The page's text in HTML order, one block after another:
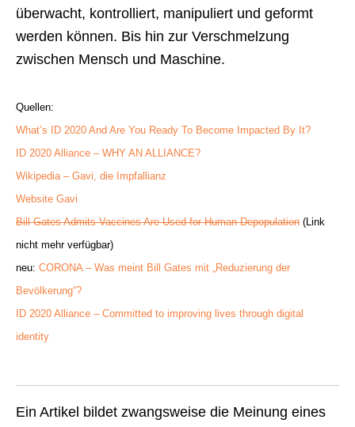
überwacht, kontrolliert, manipuliert und geformt
werden können. Bis hin zur Verschmelzung
zwischen Mensch und Maschine.
Quellen:
What’s ID 2020 And Are You Ready To Become Impacted By It?
ID 2020 Alliance – WHY AN ALLIANCE?
Wikipedia – Gavi, die Impfallianz
Website Gavi
Bill Gates Admits Vaccines Are Used for Human Depopulation (Link
nicht mehr verfügbar)
neu: CORONA – Was meint Bill Gates mit „Reduzierung der
Bevölkerung“?
ID 2020 Alliance – Committed to improving lives through digital
identity
Ein Artikel bildet zwangsweise die Meinung eines